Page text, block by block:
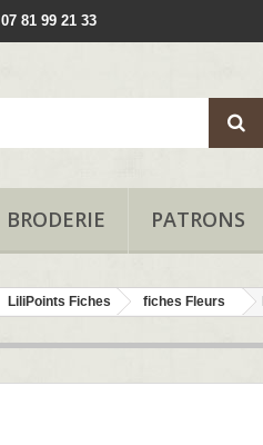
07 81 99 21 33
BRODERIE PATRONS
LiliPoints Fiches fiches Fleurs